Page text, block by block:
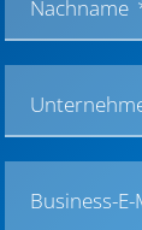
Nachname
Business-E-